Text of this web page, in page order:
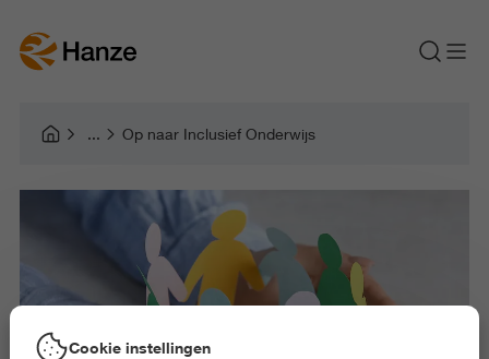
Op naar Inclusief Onderwijs
Cookie instellingen